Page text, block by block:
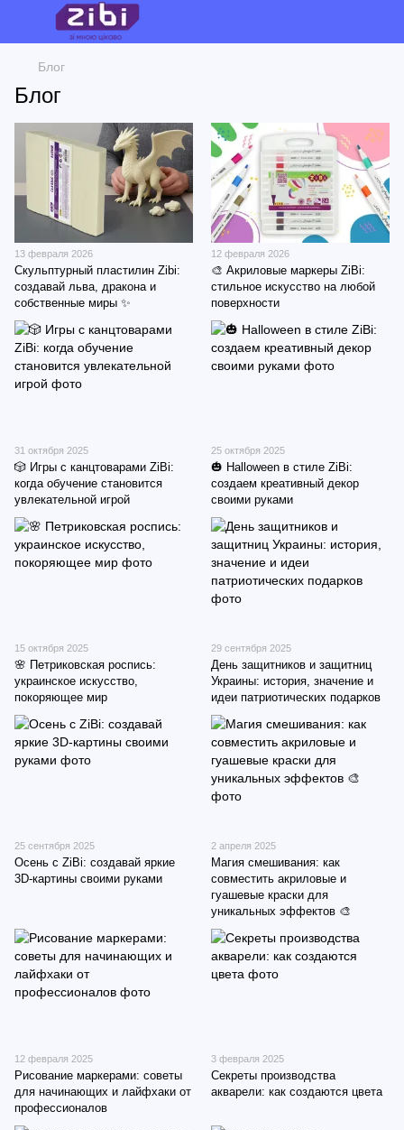
Блог
Блог
13 февраля 2026
Скульптурный пластилин Zibi:
создавай льва, дракона и
собственные миры ✨
12 февраля 2026
🎨 Акриловые маркеры ZiBi:
стильное искусство на любой
поверхности
31 октября 2025
🎲 Игры с канцтоварами ZiBi:
когда обучение становится
увлекательной игрой
25 октября 2025
🎃 Halloween в стиле ZiBi:
создаем креативный декор
своими руками
15 октября 2025
🌸 Петриковская роспись:
украинское искусство,
покоряющее мир
29 сентября 2025
День защитников и защитниц
Украины: история, значение и
идеи патриотических подарков
25 сентября 2025
Осень с ZiBi: создавай яркие
3D-картины своими руками
2 апреля 2025
Магия смешивания: как
совместить акриловые и
гуашевые краски для
уникальных эффектов 🎨
12 февраля 2025
Рисование маркерами: советы
для начинающих и лайфхаки от
профессионалов
3 февраля 2025
Секреты производства
акварели: как создаются цвета